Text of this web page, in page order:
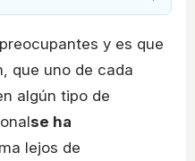
y es que
que uno de cada
algún tipo de
se ha
lejos de